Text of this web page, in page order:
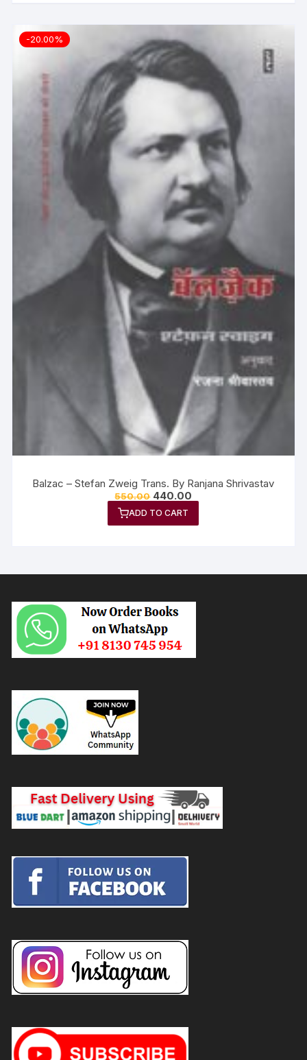
-20.00%
Balzac – Stefan Zweig Trans. By Ranjana Shrivastav
550.00 440.00
ADD TO CART